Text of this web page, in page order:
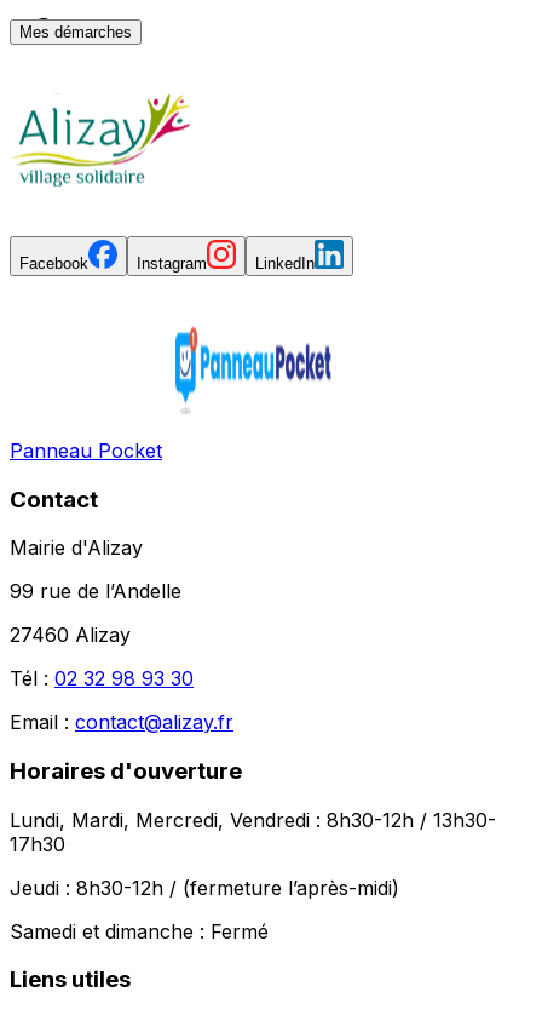
Mes démarches
Facebook Instagram LinkedIn
Panneau Pocket
Contact
Mairie d'Alizay
99 rue de l’Andelle
27460 Alizay
Tél : 02 32 98 93 30
Email : contact@alizay.fr
Horaires d'ouverture
Lundi, Mardi, Mercredi, Vendredi : 8h30-12h / 13h30-
17h30
Jeudi : 8h30-12h / (fermeture l’après-midi)
Samedi et dimanche : Fermé
Liens utiles